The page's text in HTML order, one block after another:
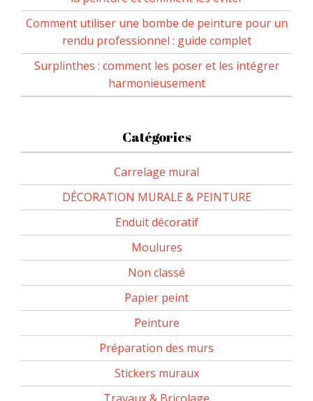
Comment utiliser une bombe de peinture pour un
rendu professionnel : guide complet
Surplinthes : comment les poser et les intégrer
harmonieusement
Catégories
Carrelage mural
DÉCORATION MURALE & PEINTURE
Enduit décoratif
Moulures
Non classé
Papier peint
Peinture
Préparation des murs
Stickers muraux